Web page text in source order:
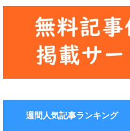
週間人気記事ランキング